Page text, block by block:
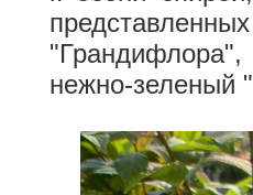
нежно-зеленый